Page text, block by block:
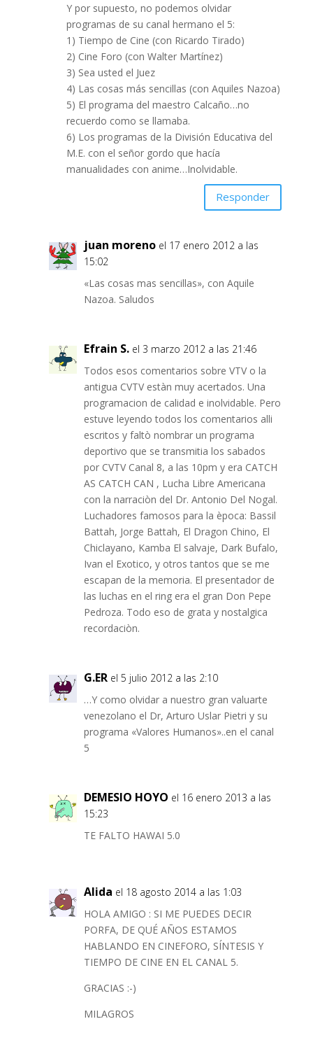
Y por supuesto, no podemos olvidar
programas de su canal hermano el 5:
1) Tiempo de Cine (con Ricardo Tirado)
2) Cine Foro (con Walter Martínez)
3) Sea usted el Juez
4) Las cosas más sencillas (con Aquiles Nazoa)
5) El programa del maestro Calcaño…no
recuerdo como se llamaba.
6) Los programas de la División Educativa del
M.E. con el señor gordo que hacía
manualidades con anime…Inolvidable.
Responder
juan moreno el 17 enero 2012 a las
15:02
«Las cosas mas sencillas», con Aquile
Nazoa. Saludos
Efrain S. el 3 marzo 2012 a las 21:46
Todos esos comentarios sobre VTV o la
antigua CVTV estàn muy acertados. Una
programacion de calidad e inolvidable. Pero
estuve leyendo todos los comentarios alli
escritos y faltò nombrar un programa
deportivo que se transmitia los sabados
por CVTV Canal 8, a las 10pm y era CATCH
AS CATCH CAN , Lucha Libre Americana
con la narraciòn del Dr. Antonio Del Nogal.
Luchadores famosos para la època: Bassil
Battah, Jorge Battah, El Dragon Chino, El
Chiclayano, Kamba El salvaje, Dark Bufalo,
Ivan el Exotico, y otros tantos que se me
escapan de la memoria. El presentador de
las luchas en el ring era el gran Don Pepe
Pedroza. Todo eso de grata y nostalgica
recordaciòn.
G.ER el 5 julio 2012 a las 2:10
…Y como olvidar a nuestro gran valuarte
venezolano el Dr, Arturo Uslar Pietri y su
programa «Valores Humanos»..en el canal
5
DEMESIO HOYO el 16 enero 2013 a las
15:23
TE FALTO HAWAI 5.0
Alida el 18 agosto 2014 a las 1:03
HOLA AMIGO : SI ME PUEDES DECIR
PORFA, DE QUÉ AÑOS ESTAMOS
HABLANDO EN CINEFORO, SÍNTESIS Y
TIEMPO DE CINE EN EL CANAL 5.
GRACIAS :-)
MILAGROS